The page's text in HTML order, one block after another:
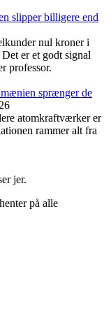
slipper billigere end
nul kroner i
er et godt signal
professor.
sprænger de
atomkraftværker er
rammer alt fra
jer.
på alle